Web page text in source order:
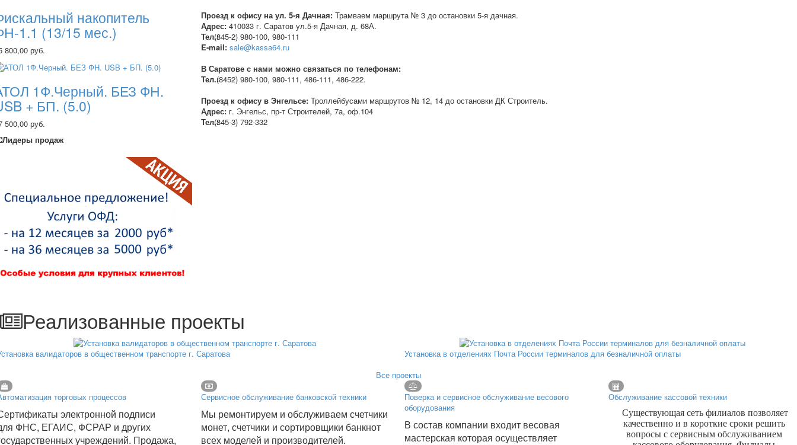
накопитель
1.1 (13/15 мес.)
800,00 руб.
1Ф.Черный. БЕЗ ФН.
+ БП. (5.0)
500,00 руб.
Лидеры продаж
Проезд к офису на ул. 5-я Дачная: Трамваем маршрута № 3 до остановки 5-я дачная.
Адрес:410033 г. Саратов ул.5-я Дачная, д. 68А.
Тел.:(845-2) 980-100, 980-111
E-mail: sale@kassa64.ru
В Саратове с нами можно связаться по телефонам:
Тел.:(8452) 980-100, 980-111, 486-111, 486-222.
Проезд к офису в Энгельсе: Троллейбусами маршрутов № 12, 14 до остановки ДК Строитель.
Адрес:г. Энгельс, пр-т Строителей, 7а, оф.104
Тел.:(845-3) 792-332
Реализованные проекты
валидаторов в общественном транспорте г. Саратова
Установка в отделениях Почта России терминалов для безналичной оплаты
Все проекты
торговых процессов
электронной подписи
ФНС, ЕГАИС, ФСРАР и других
учреждений. Продажа,
Сервисное обслуживание банковской техники
Мы ремонтируем и обслуживаем счетчики
монет, счетчики и сортировщики банкнот
всех моделей и производителей.
Поверка и сервисное обслуживание весового
оборудования
В состав компании входит весовая
мастерская которая осуществляет
Обслуживание кассовой техники
Существующая сеть филиалов позволяет
качественно и в короткие сроки решить
вопросы с сервисным обслуживанием